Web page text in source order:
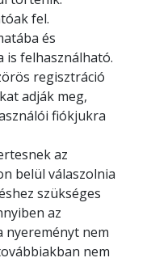
fel.
és
is felhasználható.
regisztráció
adják meg,
fiókjukra
az
belül válaszolnia
szükséges
az
nyereményt nem
nem